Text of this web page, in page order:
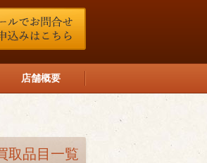
店舗概要
取品目一覧